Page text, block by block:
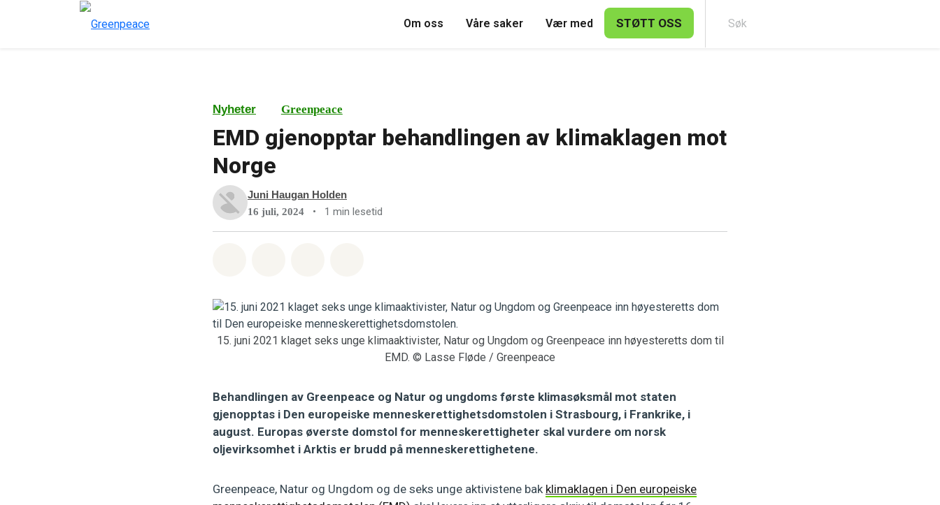
Om oss Våre saker Vær med STØTT OSS
Nyheter Greenpeace
EMD gjenopptar behandlingen av klimaklagen mot
Norge
Juni Haugan Holden
16 juli, 2024 • 1 min lesetid
15. juni 2021 klaget seks unge klimaaktivister, Natur og Ungdom og Greenpeace inn høyesteretts dom til
EMD. © Lasse Fløde / Greenpeace
Behandlingen av Greenpeace og Natur og ungdoms første klimasøksmål mot staten
gjenopptas i Den europeiske menneskerettighetsdomstolen i Strasbourg, i Frankrike, i
august. Europas øverste domstol for menneskerettigheter skal vurdere om norsk
oljevirksomhet i Arktis er brudd på menneskerettighetene.
Greenpeace, Natur og Ungdom og de seks unge aktivistene bak klimaklagen i Den europeiske